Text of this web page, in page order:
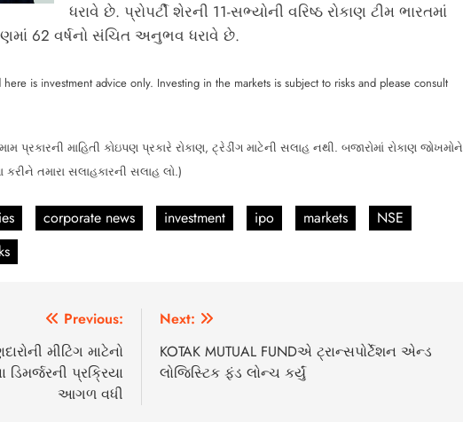
ધરાવે છે. પ્રોપર્ટી શેરની 11-સભ્યોની વરિષ્ઠ રોકાણ ટીમ ભારતમાં
62 વર્ષનો સંચિત અનુભવ ધરાવે છે.
is investment advice only. Investing in the markets is subject to risks and please consult
માહિતી કોઇપણ પ્રકારે રોકાણ, ટ્રેડીંગ માટેની સલાહ નથી. બજારોમાં રોકાણ જોખમોને
તમારા સલાહકારની સલાહ લો.)
corporate news investment ipo markets
NSE
Previous:
મીટિંગ માટેનો
ડિમર્જરની પ્રક્રિયા
આગળ વધી
Next:
KOTAK MUTUAL FUNDએ ટ્રાન્સપોર્ટેશન એન્ડ
લોજિસ્ટિક ફંડ લોન્ચ કર્યું